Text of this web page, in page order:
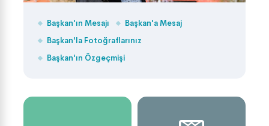
Başkan'ın Mesajı
Başkan'a Mesaj
Başkan'la Fotoğraflarınız
Başkan'ın Özgeçmişi